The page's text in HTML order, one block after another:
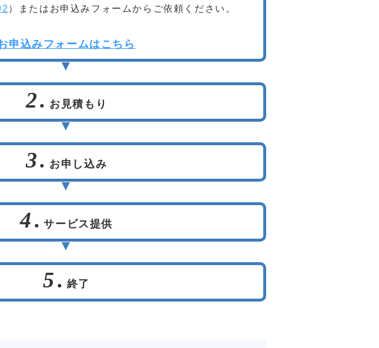
）またはお申込みフォームからご依頼ください。
申込みフォームはこちら
2. お見積もり
3. お申し込み
4.サービス提供
5. 終了